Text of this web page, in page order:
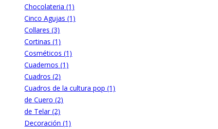
Chocolateria (1)
Cinco Agujas (1)
Collares (3)
Cortinas (1)
Cosméticos (1)
Cuadernos (1)
Cuadros (2)
Cuadros de la cultura pop (1)
de Cuero (2)
de Telar (2)
Decoración (1)